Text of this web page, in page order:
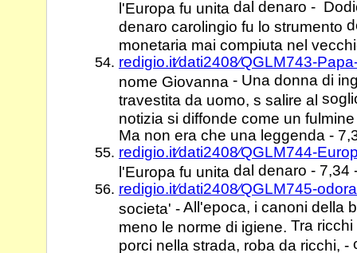
l'Europa fu unita dal denaro -
denaro carolingio fu lo strumento
monetaria mai compiuta nel
redigio.it⁄dati2408⁄QGLM743-
nome Giovanna - Una donna di
travestita da uomo, s salire al
notizia si diffonde come un
Ma non era che una leggenda -
redigio.it⁄dati2408⁄QGLM744-
l'Europa fu unita dal denaro - 7,34
redigio.it⁄dati2408⁄QGLM745-
societa' - All'epoca, i canoni della
meno le norme di igiene. Tra
porci nella strada, roba da ricchi, -